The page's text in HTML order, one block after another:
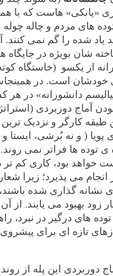
«یانکی» هاست که با
های مردم و چاله
یاد شده را گم نمی کنند.
شان بویژه در جایگاه
از یکسو (خاستگاه
خودشان است. در
دانشورانه» در
آماج دوربردی
طبقه کارگر و نزدیک
پویا ( و نه بُرشی،
توده ها فراتر نمی روند.
خواهد بود، کاری کم تر
انجام می پذیرد؛ زیرا
نشانه گذاری شده باشند،
بهبود می یابند. از
های درگیر در نبرد،
تازه ای برای پیشروی
دوربردی این پله از